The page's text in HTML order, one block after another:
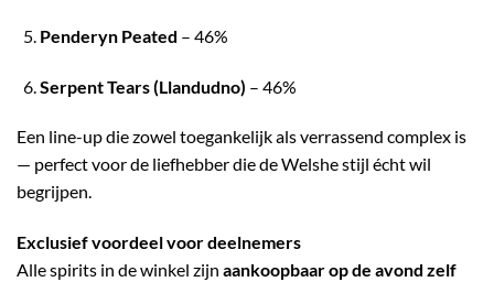
Penderyn Peated – 46%
Serpent Tears (Llandudno) – 46%
Een line-up die zowel toegankelijk als verrassend complex is
— perfect voor de liefhebber die de Welshe stijl écht wil
begrijpen.
Exclusief voordeel voor deelnemers
Alle spirits in de winkel zijn aankoopbaar op de avond zelf